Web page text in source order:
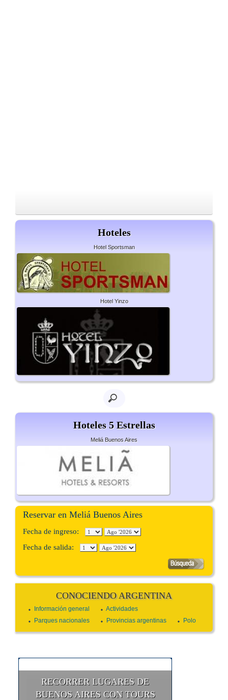
Hoteles
Hotel Sportsman
Hotel Yinzo
Hoteles 5 Estrellas
Meliá Buenos Aires
Reservar en Meliá Buenos Aires
Fecha de ingreso:
Fecha de salida:
CONOCIENDO ARGENTINA
Información general
Actividades
Parques nacionales
Provincias argentinas Polo
RECORRER LUGARES DE
BUENOS AIRES CON TOURS